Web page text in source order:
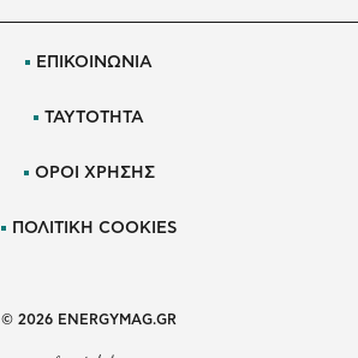
ΕΠΙΚΟΙΝΩΝΙΑ
ΤΑΥΤΟΤΗΤΑ
ΟΡΟΙ ΧΡΗΣΗΣ
ΠΟΛΙΤΙΚΗ COOKIES
© 2026 ENERGYMAG.GR